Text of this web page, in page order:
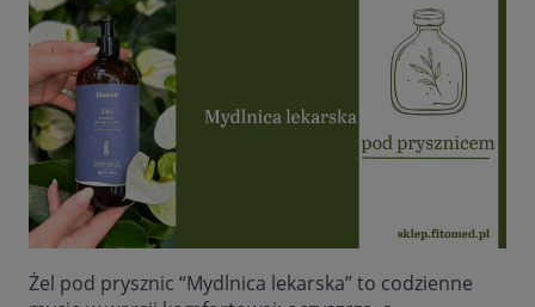
Żel pod prysznic “Mydlnica lekarska” to codzienne